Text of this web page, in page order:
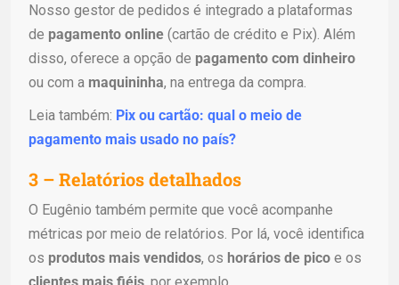
Nosso gestor de pedidos é integrado a plataformas
de pagamento online (cartão de crédito e Pix). Além
disso, oferece a opção de pagamento com dinheiro
ou com a maquininha, na entrega da compra.
Leia também: Pix ou cartão: qual o meio de
pagamento mais usado no país?
3 – Relatórios detalhados
O Eugênio também permite que você acompanhe
métricas por meio de relatórios. Por lá, você identifica
os produtos mais vendidos, os horários de pico e os
clientes mais fiéis, por exemplo.